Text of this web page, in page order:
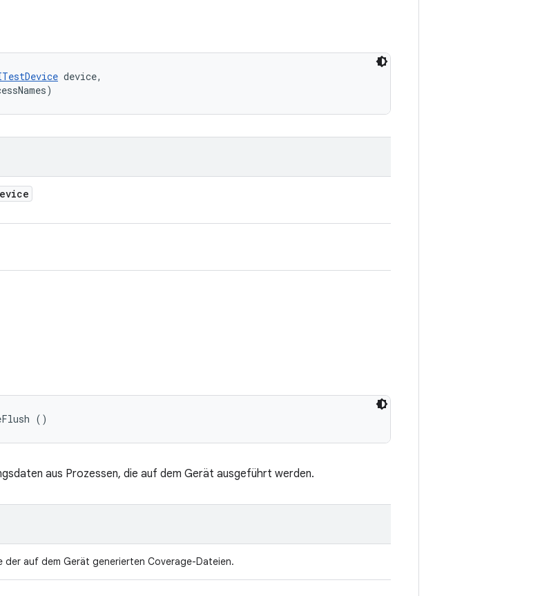
device,
()
aus Prozessen, die auf dem Gerät ausgeführt werden.
der auf dem Gerät generierten Coverage-Dateien.